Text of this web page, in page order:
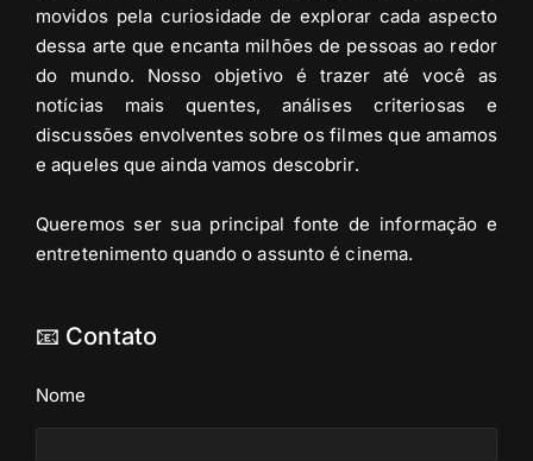
movidos pela curiosidade de explorar cada aspecto
dessa arte que encanta milhões de pessoas ao redor
do mundo. Nosso objetivo é trazer até você as
notícias mais quentes, análises criteriosas e
discussões envolventes sobre os filmes que amamos
e aqueles que ainda vamos descobrir.
Queremos ser sua principal fonte de informação e
entretenimento quando o assunto é cinema.
📧 Contato
Nome